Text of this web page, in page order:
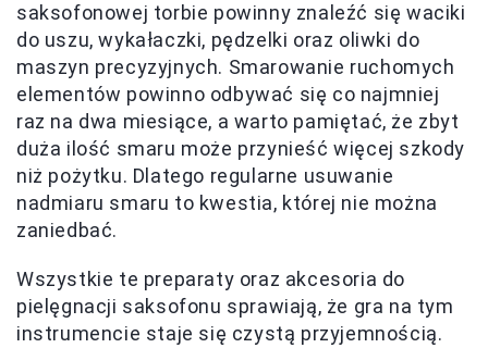
saksofonowej torbie powinny znaleźć się waciki
do uszu, wykałaczki, pędzelki oraz oliwki do
maszyn precyzyjnych. Smarowanie ruchomych
elementów powinno odbywać się co najmniej
raz na dwa miesiące, a warto pamiętać, że zbyt
duża ilość smaru może przynieść więcej szkody
niż pożytku. Dlatego regularne usuwanie
nadmiaru smaru to kwestia, której nie można
zaniedbać.
Wszystkie te preparaty oraz akcesoria do
pielęgnacji saksofonu sprawiają, że gra na tym
instrumencie staje się czystą przyjemnością.